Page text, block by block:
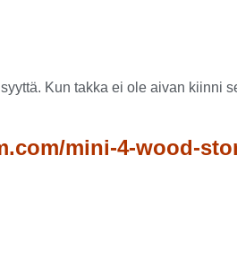
Kun takka ei ole aivan kiinni
mini-4-wood-